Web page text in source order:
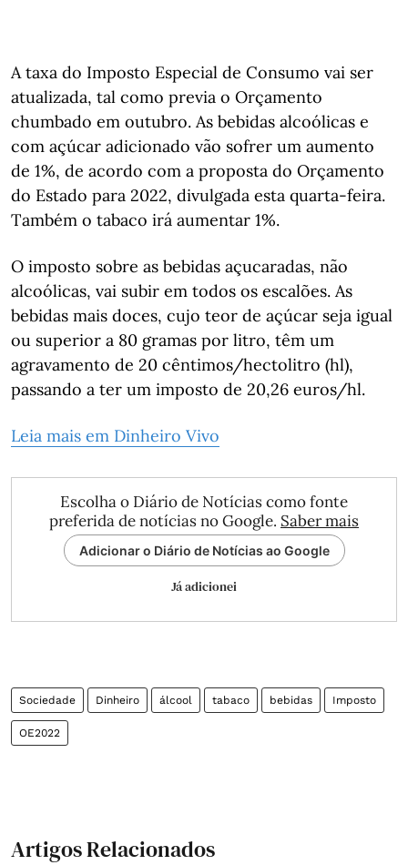
A taxa do Imposto Especial de Consumo vai ser
atualizada, tal como previa o Orçamento
chumbado em outubro. As bebidas alcoólicas e
com açúcar adicionado vão sofrer um aumento
de 1%, de acordo com a proposta do Orçamento
do Estado para 2022, divulgada esta quarta-feira.
Também o tabaco irá aumentar 1%.
O imposto sobre as bebidas açucaradas, não
alcoólicas, vai subir em todos os escalões. As
bebidas mais doces, cujo teor de açúcar seja igual
ou superior a 80 gramas por litro, têm um
agravamento de 20 cêntimos/hectolitro (hl),
passando a ter um imposto de 20,26 euros/hl.
Leia mais em Dinheiro Vivo
Escolha o Diário de Notícias como fonte
preferida de notícias no Google. Saber mais
Adicionar o Diário de Notícias ao Google
Já adicionei
Sociedade Dinheiro álcool tabaco bebidas Imposto
OE2022
Artigos Relacionados